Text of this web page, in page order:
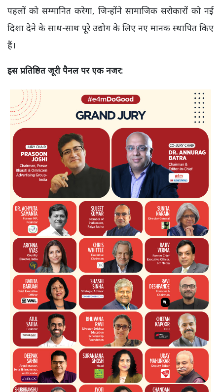
पहलों को सम्मानित करेगा, जिन्होंने सामाजिक सरोकारों को नई
दिशा देने के साथ-साथ पूरे उद्योग के लिए नए मानक स्थापित किए
हैं।
इस प्रतिष्ठित जूरी पैनल पर एक नजर: